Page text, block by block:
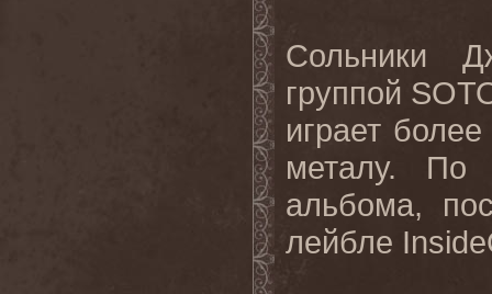
Сольники
группой
играет
металу. По
альбома,
лейбле